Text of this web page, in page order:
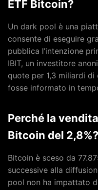
ETF Bitcoin?
Un dark pool è una
consente di eseguire
pubblica l’intenzione
IBIT, un investitore
quote per 1,3 miliardi
fosse informato in
Perché la
Bitcoin del 2,8%?
Bitcoin è sceso da
successive alla
pool non ha impattato